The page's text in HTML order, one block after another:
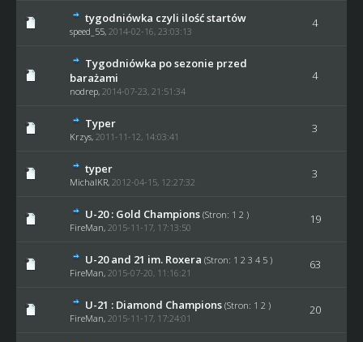
tygodniówka czyli ilość startów
speed_55, 2014-02-16, 23:03:13
4
Tygodniówka po sezonie przed
barażami
nodrep, 2014-07-23, 21:51:34
4
Typer
Krzys, 2011-11-12, 14:03:41
3
typer
MichalKR, 2012-04-15, 12:27:32
3
U-20 : Gold Champions (Stron: 1 2 )
FireMan, 2015-11-17, 17:13:50
19
U-20 and 21 im. Roxera (Stron: 1 2 3 4 5 )
FireMan, 2015-07-20, 11:16:21
63
U-21 : Diamond Champions (Stron: 1 2 )
FireMan, 2015-11-17, 17:24:01
20